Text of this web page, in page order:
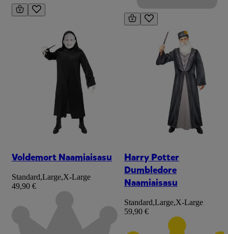
Voldemort Naamiaisasu
Standard,Large,X-Large
49,90 €
Harry Potter
Dumbledore
Naamiaisasu
Standard,Large,X-Large
59,90 €